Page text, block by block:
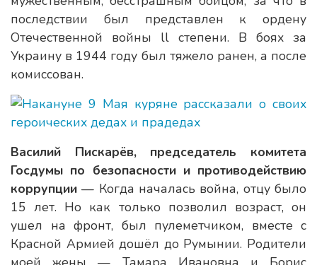
последствии был представлен к ордену
Отечественной войны ll степени. В боях за
Украину в 1944 году был тяжело ранен, а после
комиссован.
Василий Пискарёв, председатель комитета
Госдумы по безопасности и противодействию
коррупции — Когда началась война, отцу было
15 лет. Но как только позволил возраст, он
ушел на фронт, был пулеметчиком, вместе с
Красной Армией дошёл до Румынии. Родители